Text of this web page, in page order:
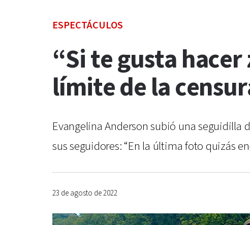
ESPECTÁCULOS
“Si te gusta
límite de la
Evangelina Anderson subió una seguidilla
sus seguidores: “En la última foto quizás
23 de agosto de 2022